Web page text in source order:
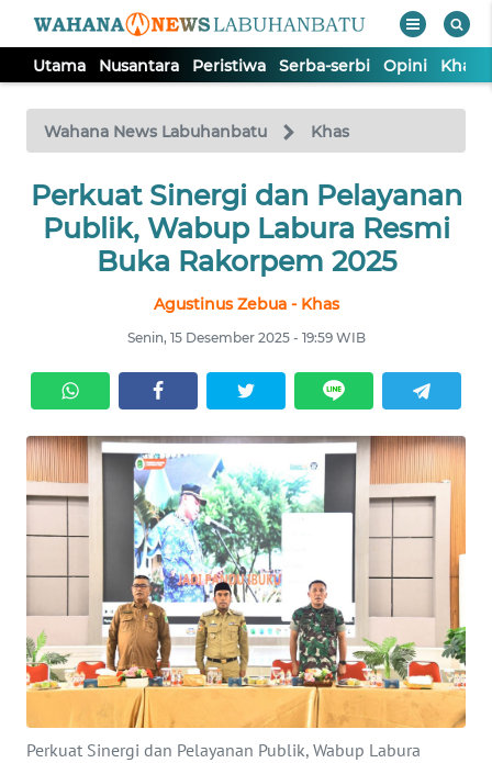
Utama Nusantara Peristiwa Serba-serbi Opini Khas
Wahana News Labuhanbatu Khas
Perkuat Sinergi dan Pelayanan
Publik, Wabup Labura Resmi
Buka Rakorpem 2025
Agustinus Zebua - Khas
Senin, 15 Desember 2025 - 19:59 WIB
Perkuat Sinergi dan Pelayanan Publik, Wabup Labura
TV
Tutup
UTAMA
NUSANTARA
SERBA-
SERBI
OPINI
KHAS
Informasi
INDEKS
BERITA
KAMI